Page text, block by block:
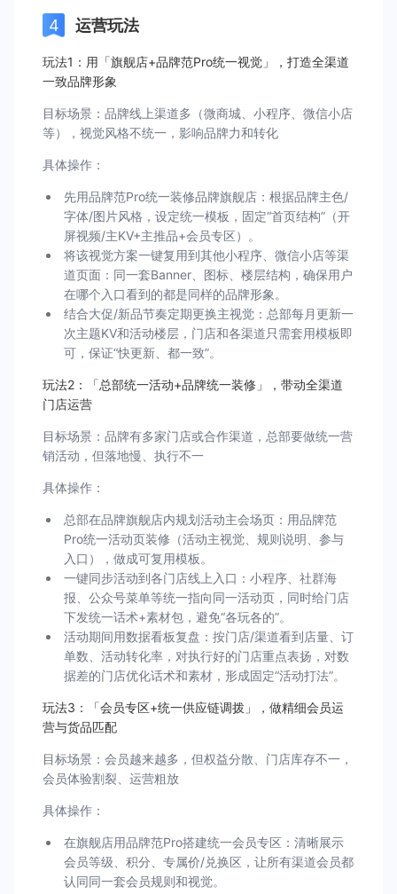
运营玩法
玩法1：用「旗舰店+品牌范Pro统一视觉」，打造全渠道
一致品牌形象
目标场景：品牌线上渠道多（微商城、小程序、微信小店
等），视觉风格不统一，影响品牌力和转化
具体操作：
先用品牌范Pro统一装修品牌旗舰店：根据品牌主色/
字体/图片风格，设定统一模板，固定“首页结构”（开
屏视频/主KV+主推品+会员专区）。
将该视觉方案一键复用到其他小程序、微信小店等渠
道页面：同一套Banner、图标、楼层结构，确保用户
在哪个入口看到的都是同样的品牌形象。
结合大促/新品节奏定期更换主视觉：总部每月更新一
次主题KV和活动楼层，门店和各渠道只需套用模板即
可，保证“快更新、都一致”。
玩法2：「总部统一活动+品牌统一装修」，带动全渠道
门店运营
目标场景：品牌有多家门店或合作渠道，总部要做统一营
销活动，但落地慢、执行不一
具体操作：
总部在品牌旗舰店内规划活动主会场页：用品牌范
Pro统一活动页装修（活动主视觉、规则说明、参与
入口），做成可复用模板。
一键同步活动到各门店线上入口：小程序、社群海
报、公众号菜单等统一指向同一活动页，同时给门店
下发统一话术+素材包，避免“各玩各的”。
活动期间用数据看板复盘：按门店/渠道看到店量、订
单数、活动转化率，对执行好的门店重点表扬，对数
据差的门店优化话术和素材，形成固定“活动打法”。
玩法3：「会员专区+统一供应链调拨」，做精细会员运
营与货品匹配
目标场景：会员越来越多，但权益分散、门店库存不一，
会员体验割裂、运营粗放
具体操作：
在旗舰店用品牌范Pro搭建统一会员专区：清晰展示
会员等级、积分、专属价/兑换区，让所有渠道会员都
认同同一套会员规则和视觉。